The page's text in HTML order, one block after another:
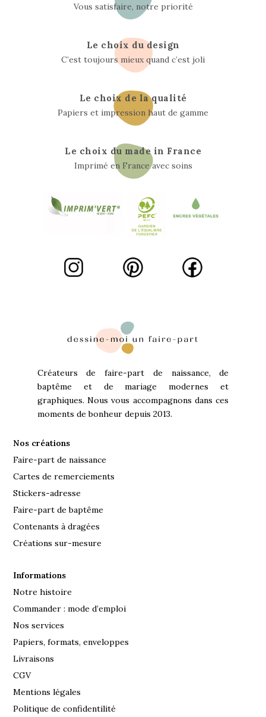
Vous satisfaire, notre priorité
Le choix du design
C’est toujours mieux quand c’est joli
Le choix de la qualité
Papiers et impression haut de gamme
Le choix du made in France
Imprimé en France avec soins
Créateurs de faire-part de naissance, de
baptême et de mariage modernes et
graphiques. Nous vous accompagnons dans ces
moments de bonheur depuis 2013.
Nos créations
Faire-part de naissance
Cartes de remerciements
Stickers-adresse
Faire-part de baptême
Contenants à dragées
Créations sur-mesure
Informations
Notre histoire
Commander : mode d’emploi
Nos services
Papiers, formats, enveloppes
Livraisons
CGV
Mentions légales
Politique de confidentilité